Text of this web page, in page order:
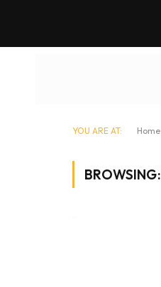
YOU ARE AT: Home
BROWSING: